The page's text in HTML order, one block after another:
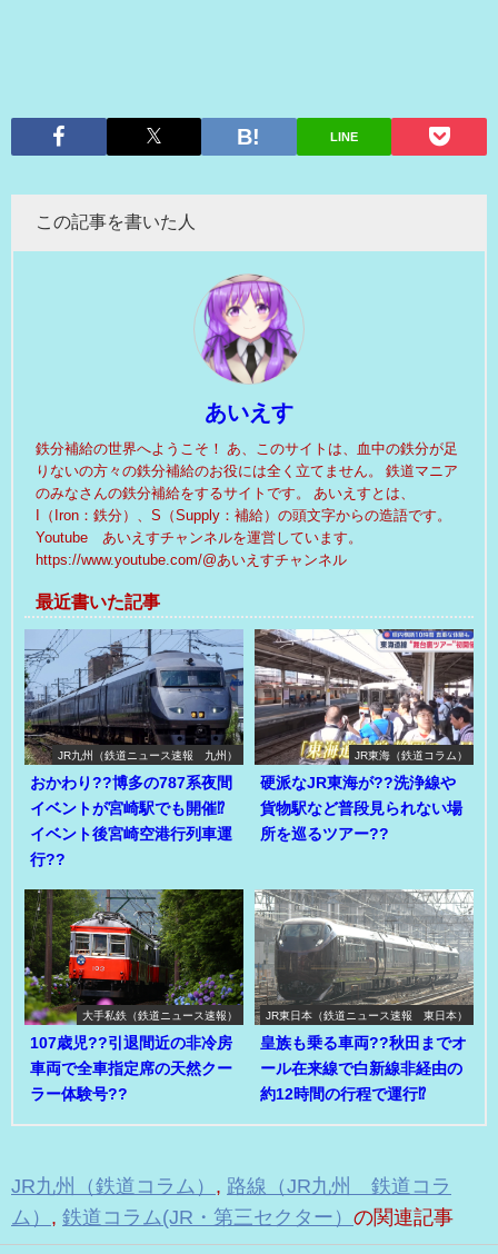
LINE
この記事を書いた人
あいえす
鉄分補給の世界へようこそ！ あ、このサイトは、血中の鉄分が足
りないの方々の鉄分補給のお役には全く立てません。 鉄道マニア
のみなさんの鉄分補給をするサイトです。 あいえすとは、
I（Iron：鉄分）、S（Supply：補給）の頭文字からの造語です。
Youtube あいえすチャンネルを運営しています。
https://www.youtube.com/@あいえすチャンネル
最近書いた記事
JR九州（鉄道ニュース速報 九州）
おかわり??博多の787系夜間
イベントが宮崎駅でも開催⁉
イベント後宮崎空港行列車運
行??
JR東海（鉄道コラム）
硬派なJR東海が??洗浄線や
貨物駅など普段見られない場
所を巡るツアー??
大手私鉄（鉄道ニュース速報）
107歳児??引退間近の非冷房
車両で全車指定席の天然クー
ラー体験号??
JR東日本（鉄道ニュース速報 東日本）
皇族も乗る車両??秋田までオ
ール在来線で白新線非経由の
約12時間の行程で運行⁉
JR九州（鉄道コラム） , 路線（JR九州 鉄道コラ
ム） , 鉄道コラム(JR・第三セクター） の関連記事